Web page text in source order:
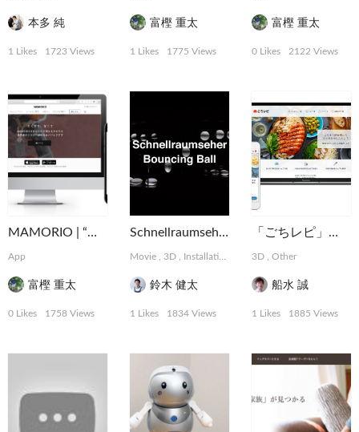
本多 純
1 Likes 1723 Views
富樫 重太
1 Likes 1775 Views
富樫 重太
0 Likes 2122 Views
MAMORIO | “なくすを、なくす。” 世界最小クラスの紛失防止デバイス
App
富樫 重太
0 Likes 1758 Views
Schnellraumseher: Bouncing Ball
Movie 3D Installation
鈴木 健太
1 Likes 1834 Views
「ごちレピ」ウェブサイトリニューアル
3D ,Other
船水 誠
1 Likes 1885 Views